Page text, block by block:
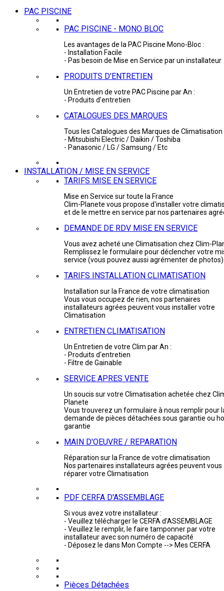
PAC PISCINE
PAC PISCINE - MONO BLOC
Les avantages de la PAC Piscine Mono-Bloc :
- Installation Facile
- Pas besoin de Mise en Service par un installateur
PRODUITS D'ENTRETIEN
Un Entretien de votre PAC Piscine par An :
- Produits d'entretien
CATALOGUES DES MARQUES
Tous les Catalogues des Marques de Climatisation
- Mitsubishi Electric / Daikin / Toshiba
- Panasonic / LG / Samsung / Etc
INSTALLATION / MISE EN SERVICE
TARIFS MISE EN SERVICE
Mise en Service sur toute la France
Clim-Planete vous propose d'installer votre
et de le mettre en service par nos partenaires
DEMANDE DE RDV MISE EN SERVICE
Vous avez acheté une Climatisation chez Clim-
Remplissez le formulaire pour déclencher votre
service (vous pouvez aussi agrémenter de photos)
TARIFS INSTALLATION CLIMATISATION
Installation sur la France de votre climatisation
Vous vous occupez de rien, nos partenaires
installateurs agrées peuvent vous installer votre
Climatisation
ENTRETIEN CLIMATISATION
Un Entretien de votre Clim par An :
- Produits d'entretien
- Filtre de Gainable
SERVICE APRES VENTE
Un soucis sur votre Climatisation achetée chez
Planete
Vous trouverez un formulaire à nous remplir pour
demande de pièces détachées sous garantie ou
garantie
MAIN D'OEUVRE / REPARATION
Réparation sur la France de votre climatisation
Nos partenaires installateurs agrées peuvent vous
réparer votre Climatisation
PDF CERFA D'ASSEMBLAGE
Si vous avez votre installateur :
- Veuillez télécharger le CERFA d'ASSEMBLAGE
- Veuillez le remplir, le faire tamponner par votre
installateur avec son numéro de capacité
- Déposez le dans Mon Compte --> Mes CERFA
Pièces Détachées